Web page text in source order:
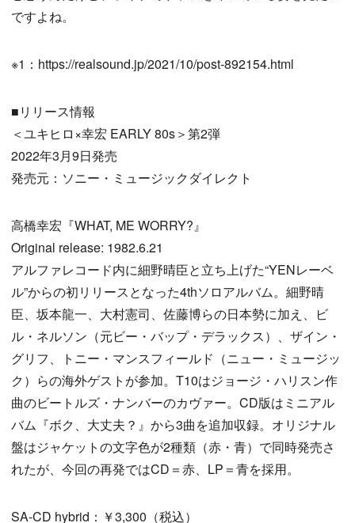
ですよね。
※1：https://realsound.jp/2021/10/post-892154.html
■リリース情報
＜ユキヒロ×幸宏 EARLY 80s＞第2弾
2022年3月9日発売
発売元：ソニー・ミュージックダイレクト
高橋幸宏『WHAT, ME WORRY?』
Original release: 1982.6.21
アルファレコード内に細野晴臣と立ち上げた“YENレーベ
ル”からの初リリースとなった4thソロアルバム。細野晴
臣、坂本龍一、大村憲司、佐藤博らの日本勢に加え、ビ
ル・ネルソン（元ビー・バップ・デラックス）、ザイン・
グリフ、トニー・マンスフィールド（ニュー・ミュージッ
ク）らの海外ゲストが参加。T10はジョージ・ハリスン作
曲のビートルズ・ナンバーのカヴァー。CD版はミニアル
バム『ボク、大丈夫？』から3曲を追加収録。オリジナル
盤はジャケットの文字色が2種類（赤・青）で同時発売さ
れたが、今回の再発ではCD＝赤、LP＝青を採用。
SA-CD hybrid：￥3,300（税込）